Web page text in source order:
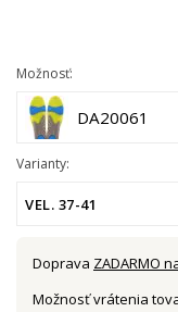
Možnosť:
DA20061
Varianty:
VEL. 37-41
Doprava ZADARMO
Možnosť vrátenia